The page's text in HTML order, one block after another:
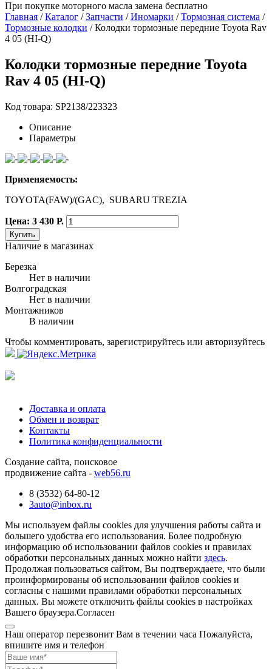
При покупке моторного масла замена бесплатно
Главная /Каталог /Запчасти /Иномарки /Тормозная система /
Тормозные колодки /Колодки тормозные передние Toyota Rav
4 05 (HI-Q)
Колодки тормозные передние Toyota
Rav 4 05 (HI-Q)
Код товара: SP2138/223323
Описание
Параметры
Применяемость:
TOYOTA(FAW)/(GAC), SUBARU TREZIA
Цена: 3 430 Р.
Купить
Наличие в магазинах
Березка
Нет в наличии
Волгоградская
Нет в наличии
Монтажников
В наличии
Чтобы комментировать, зарегистрируйтесь или авторизуйтесь
Доставка и оплата
Обмен и возврат
Контакты
Политика конфиденциальности
Создание сайта, поисковое
продвижение сайта - web56.ru
8 (3532) 64-80-12
3auto@inbox.ru
Мы используем файлы cookies для улучшения работы сайта и
большего удобства его использования. Более подробную
информацию об использовании файлов cookies и правилах
обработки персональных данных можно найти здесь.
Продолжая пользоваться сайтом, Вы подтверждаете, что были
проинформированы об использовании файлов cookies и
согласны с нашими правилами обработки персональных
данных. Вы можете отключить файлы cookies в настройках
Вашего браузера.Согласен
Наш оператор перезвонит Вам в течении часа Пожалуйста,
впишите имя и телефон